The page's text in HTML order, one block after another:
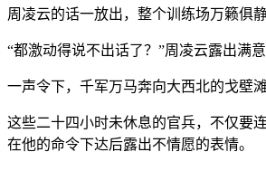
周凌云的话一放出，整个训练场万籁俱静
“都激动得说不出话了？”周凌云露出满
一声令下，千军万马奔向大西北的戈壁滩
这些二十四小时未休息的官兵，不仅要
在他的命令下达后露出不情愿的表情。